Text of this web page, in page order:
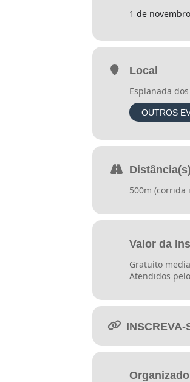
1 de
Local
Esplanada
OUTROS
Distância(s)
500m (corrida
Valor da
Gratuito
Atendidos
INSCREVA-